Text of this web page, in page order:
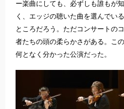
ー楽曲にしても、必ずしも誰もが
く、エッジの聴いた曲を選んでい
ところだろう。ただコンサートの
者たちの頭の柔らかさがある。こ
何となく分かった公演だった。